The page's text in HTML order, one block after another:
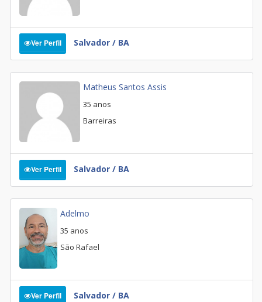
Ver Perfil Salvador / BA
Matheus Santos Assis
35 anos
Barreiras
Ver Perfil Salvador / BA
Adelmo
35 anos
São Rafael
Ver Perfil Salvador / BA